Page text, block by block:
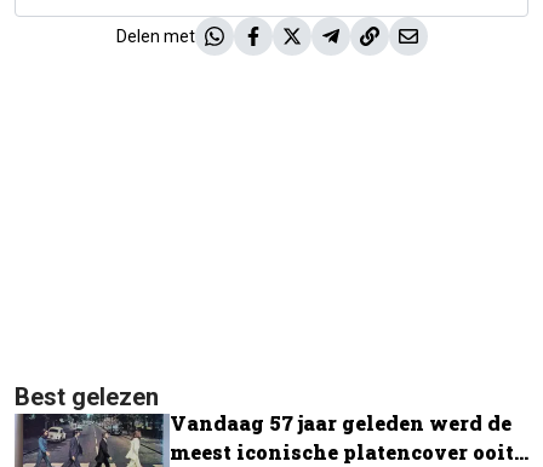
Delen met
Best gelezen
Vandaag 57 jaar geleden werd de
meest iconische platencover ooit